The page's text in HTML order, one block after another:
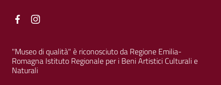
Facebook
"Museo di qualità" è riconosciuto da Regione Emilia-
Romagna Istituto Regionale per i Beni Artistici Culturali e
Naturali